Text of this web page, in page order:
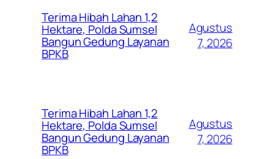
Terima Hibah Lahan 1,2
Hektare, Polda Sumsel
Bangun Gedung Layanan
BPKB
Agustus
7, 2026
Terima Hibah Lahan 1,2
Hektare, Polda Sumsel
Bangun Gedung Layanan
BPKB
Agustus
7, 2026